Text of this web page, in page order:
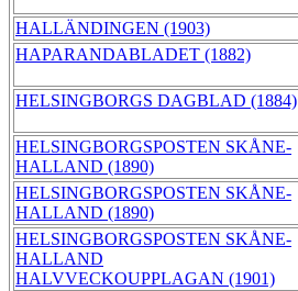
HALLÄNDINGEN (1903)
HAPARANDABLADET (1882)
HELSINGBORGS DAGBLAD (1884)
HELSINGBORGSPOSTEN SKÅNE-
HALLAND (1890)
HELSINGBORGSPOSTEN SKÅNE-
HALLAND (1890)
HELSINGBORGSPOSTEN SKÅNE-
HALLAND
HALVVECKOUPPLAGAN (1901)